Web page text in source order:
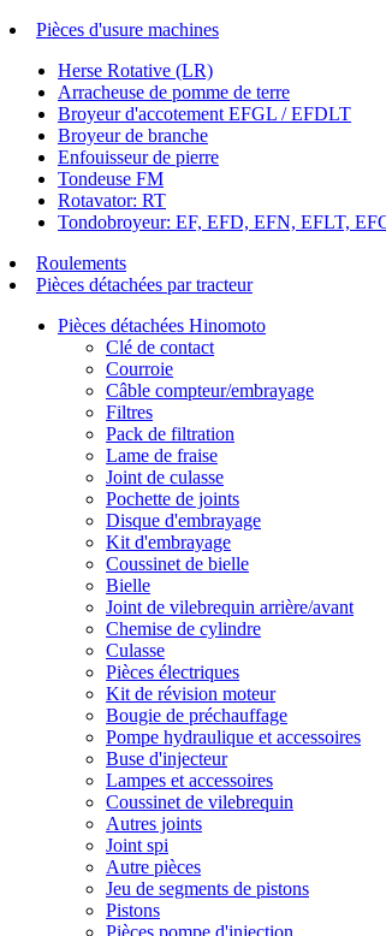
Pièces d'usure machines
Herse Rotative (LR)
Arracheuse de pomme de terre
Broyeur d'accotement EFGL / EFDLT
Broyeur de branche
Enfouisseur de pierre
Tondeuse FM
Rotavator: RT
Tondobroyeur: EF, EFD, EFN, EFLT,
Roulements
Pièces détachées par tracteur
Pièces détachées Hinomoto
Clé de contact
Courroie
Câble compteur/embrayage
Filtres
Pack de filtration
Lame de fraise
Joint de culasse
Pochette de joints
Disque d'embrayage
Kit d'embrayage
Coussinet de bielle
Bielle
Joint de vilebrequin arrière/avant
Chemise de cylindre
Culasse
Pièces électriques
Kit de révision moteur
Bougie de préchauffage
Pompe hydraulique et accessoires
Buse d'injecteur
Lampes et accessoires
Coussinet de vilebrequin
Autres joints
Joint spi
Autre pièces
Jeu de segments de pistons
Pistons
Pièces pompe d'injection